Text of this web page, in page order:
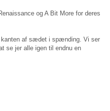
og A Bit More for deres
af sædet i spænding. Vi ser
se jer alle igen til endnu en